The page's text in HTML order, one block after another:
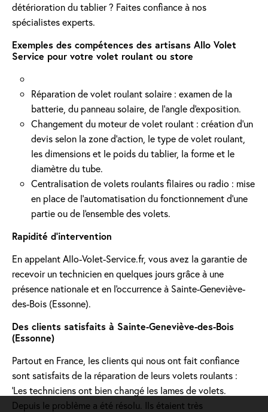
détérioration du tablier ? Faites confiance à nos
spécialistes experts.
Exemples des compétences des artisans Allo Volet
Service pour votre volet roulant ou store
Réparation de volet roulant solaire : examen de la
batterie, du panneau solaire, de l'angle d'exposition.
Changement du moteur de volet roulant : création d'un
devis selon la zone d’action, le type de volet roulant,
les dimensions et le poids du tablier, la forme et le
diamètre du tube.
Centralisation de volets roulants filaires ou radio : mise
en place de l'automatisation du fonctionnement d’une
partie ou de l'ensemble des volets.
Rapidité d'intervention
En appelant Allo-Volet-Service.fr, vous avez la garantie de
recevoir un technicien en quelques jours grâce à une
présence nationale et en l'occurrence à Sainte-Geneviève-
des-Bois (Essonne).
Des clients satisfaits à Sainte-Geneviève-des-Bois
(Essonne)
Partout en France, les clients qui nous ont fait confiance
sont satisfaits de la réparation de leurs volets roulants :
'Les techniciens ont bien changé les lames de volets.
Depuis le problème a été résolu. Ils étaient très